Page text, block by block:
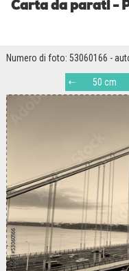
Carta da parati -
Numero di foto: 53060166 -
50 cm